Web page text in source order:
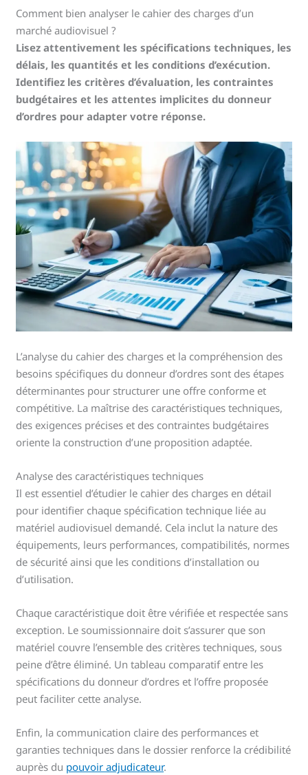
Comment bien analyser le cahier des charges d’un
marché audiovisuel ?
Lisez attentivement les spécifications techniques, les
délais, les quantités et les conditions d’exécution.
Identifiez les critères d’évaluation, les contraintes
budgétaires et les attentes implicites du donneur
d’ordres pour adapter votre réponse.
L’analyse du cahier des charges et la compréhension des
besoins spécifiques du donneur d’ordres sont des étapes
déterminantes pour structurer une offre conforme et
compétitive. La maîtrise des caractéristiques techniques,
des exigences précises et des contraintes budgétaires
oriente la construction d’une proposition adaptée.
Analyse des caractéristiques techniques
Il est essentiel d’étudier le cahier des charges en détail
pour identifier chaque spécification technique liée au
matériel audiovisuel demandé. Cela inclut la nature des
équipements, leurs performances, compatibilités, normes
de sécurité ainsi que les conditions d’installation ou
d’utilisation.
Chaque caractéristique doit être vérifiée et respectée sans
exception. Le soumissionnaire doit s’assurer que son
matériel couvre l’ensemble des critères techniques, sous
peine d’être éliminé. Un tableau comparatif entre les
spécifications du donneur d’ordres et l’offre proposée
peut faciliter cette analyse.
Enfin, la communication claire des performances et
garanties techniques dans le dossier renforce la crédibilité
auprès du pouvoir adjudicateur.